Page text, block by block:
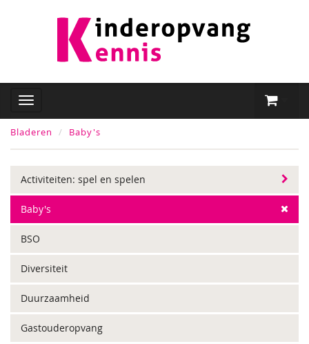
Bladeren Baby's
Activiteiten: spel en spelen
Baby's
BSO
Diversiteit
Duurzaamheid
Gastouderopvang